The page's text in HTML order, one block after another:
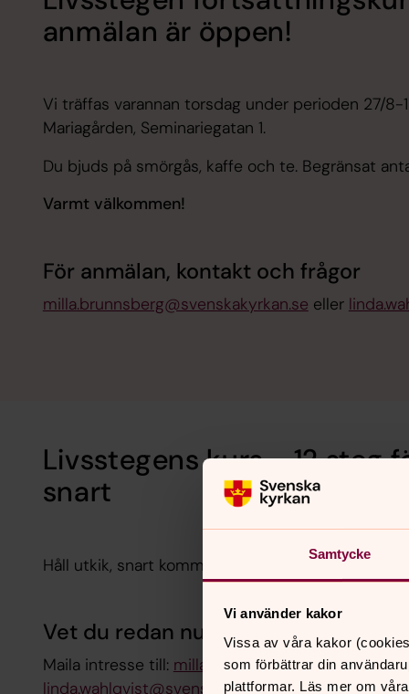
Samtycke
Vi använder kakor
Vissa av våra kakor
som förbättrar din
plattformar. Läs mer om
anmälan är öppen!
Vi träffas varannan torsdag under perioden 27/8-
Mariagården, Seminariegatan 1.
Du bjuds på smörgås, kaffe och te. Begränsat
Varmt välkommen!
För anmälan, kontakt och frågor
milla.brunnsberg@svenskakyrkan.se eller
Livsstegens kurs - 12 steg
snart
Håll utkik, snart kommer information om vintern/
Vet du redan nu att du är
Maila intresse till:
linda.wahlqvist@svenskakyrkan.se